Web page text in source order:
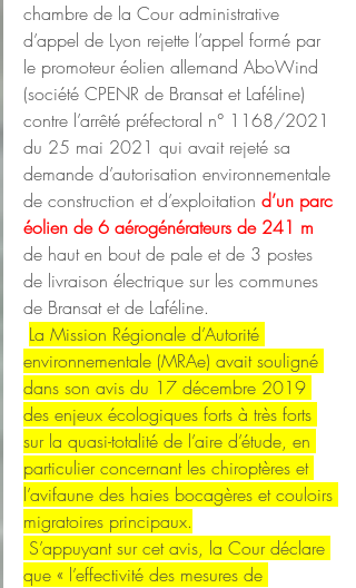
chambre de la Cour administrative
d’appel de Lyon rejette l’appel formé par
le promoteur éolien allemand AboWind
(société CPENR de Bransat et Laféline)
contre l’arrêté préfectoral n° 1168/2021
du 25 mai 2021 qui avait rejeté sa
demande d’autorisation environnementale
de construction et d’exploitation d’un parc
éolien de 6 aérogénérateurs de 241 m
de haut en bout de pale et de 3 postes
de livraison électrique sur les communes
de Bransat et de Laféline.
La Mission Régionale d’Autorité
environnementale (MRAe) avait souligné
dans son avis du 17 décembre 2019
des enjeux écologiques forts à très forts
sur la quasi-totalité de l’aire d’étude, en
particulier concernant les chiroptères et
l’avifaune des haies bocagères et couloirs
migratoires principaux.
que « l’effectivité des mesures de